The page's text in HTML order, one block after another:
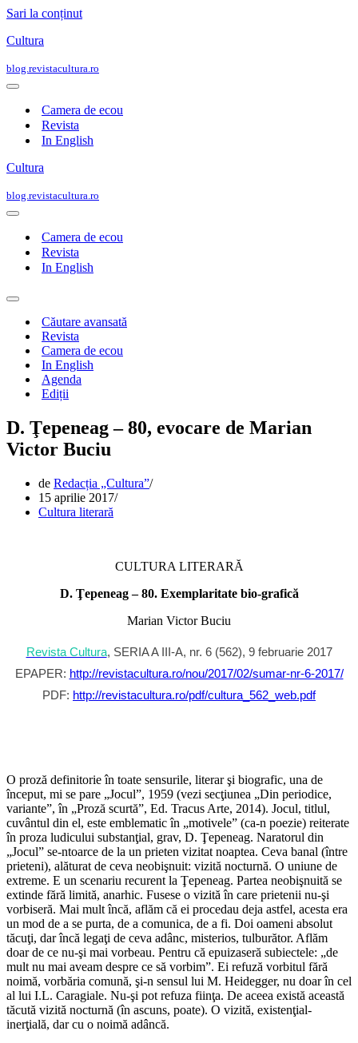
Sari la conținut
Cultura
blog.revistacultura.ro
Meniu
navigareCamera de ecou
Revista
In English
Cultura
blog.revistacultura.ro
Meniu
navigareCamera de ecou
Revista
In English
Meniu
navigareCăutare avansată
Revista
Camera de ecou
In English
Agenda
Ediții
D. Ţepeneag – 80, evocare de Marian
Victor Buciu
de Redacția „Cultura”
15 aprilie 2017
Cultura literară
CULTURA LITERARĂ
D. Ţepeneag – 80. Exemplaritate bio-grafică
Marian Victor Buciu
Revista Cultura, SERIA A III-A, nr. 6 (562), 9 februarie 2017
EPAPER: http://revistacultura.ro/nou/2017/02/sumar-nr-6-2017/
PDF: http://revistacultura.ro/pdf/cultura_562_web.pdf
O proză definitorie în toate sensurile, literar şi biografic, una de
început, mi se pare „Jocul”, 1959 (vezi secţiunea „Din periodice,
variante”, în „Proză scurtă”, Ed. Tracus Arte, 2014). Jocul, titlul,
cuvântul din el, este emblematic în „motivele” (ca-n poezie) reiterate
în proza ludicului substanţial, grav, D. Ţepeneag. Naratorul din
„Jocul” se-ntoarce de la un prieten vizitat noaptea. Ceva banal (între
prieteni), alăturat de ceva neobişnuit: vizită nocturnă. O uniune de
extreme. E un scenariu recurent la Ţepeneag. Partea neobişnuită se
extinde fără limită, anarhic. Fusese o vizită în care prietenii nu-şi
vorbiseră. Mai mult încă, aflăm că ei procedau deja astfel, acesta era
un mod de a se purta, de a comunica, de a fi. Doi oameni absolut
tăcuţi, dar încă legaţi de ceva adânc, misterios, tulburător. Aflăm
doar de ce nu-şi mai vorbeau. Pentru că epuizaseră subiectele: „de
mult nu mai aveam despre ce să vorbim”. Ei refuză vorbitul fără
noimă, vorbăria comună, şi-n sensul lui M. Heidegger, nu doar în cel
al lui I.L. Caragiale. Nu-şi pot refuza fiinţa. De aceea există această
tăcută vizită nocturnă (în ascuns, poate). O vizită, existenţial-
inerţială, dar cu o noimă adâncă.